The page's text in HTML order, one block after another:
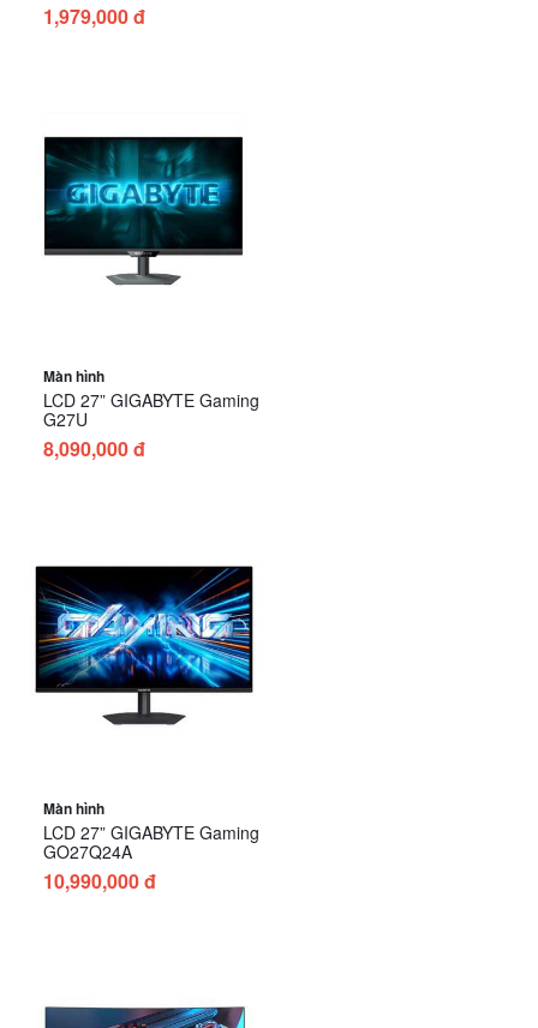
1,979,000 đ
Màn hình
LCD 27” GIGABYTE Gaming
G27U
8,090,000 đ
Màn hình
LCD 27” GIGABYTE Gaming
GO27Q24A
10,990,000 đ